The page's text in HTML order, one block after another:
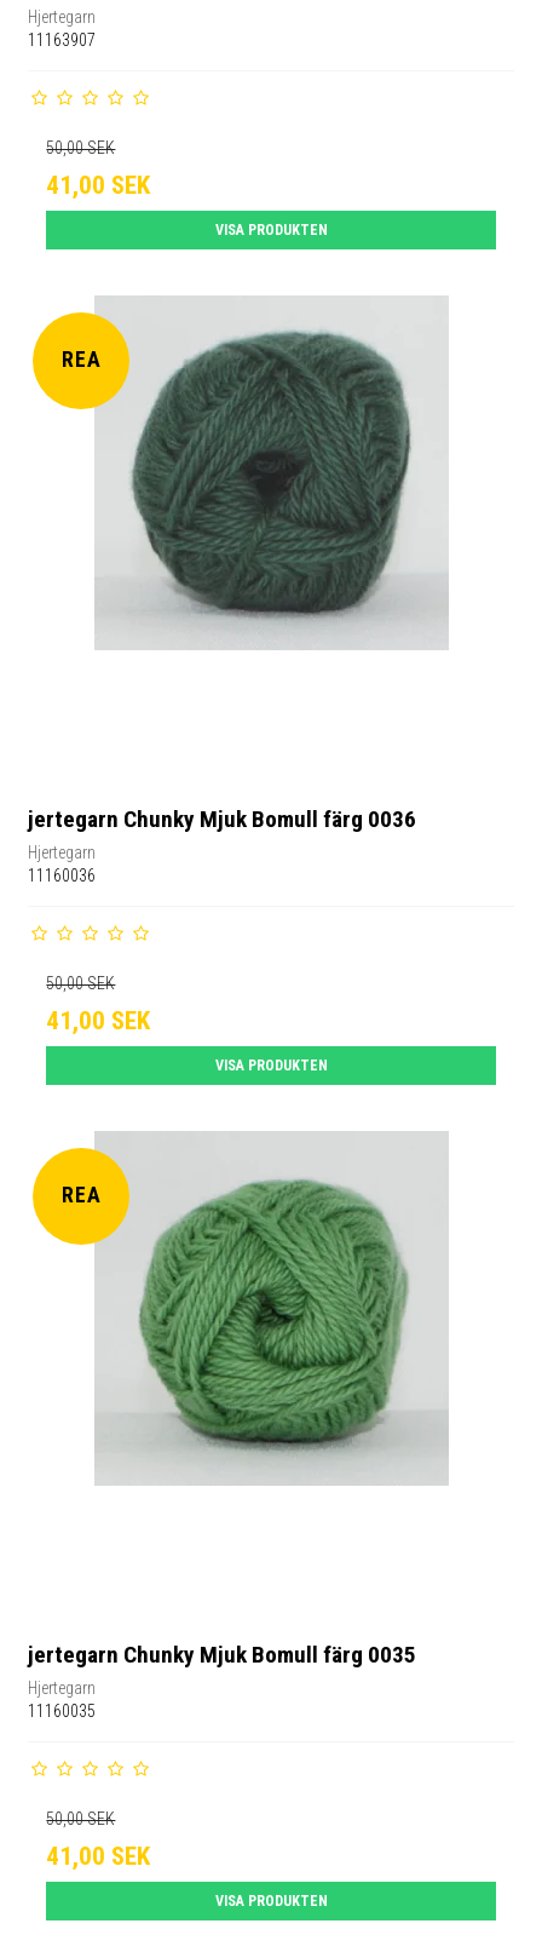
Hjertegarn
11163907
50,00 SEK
41,00 SEK
VISA PRODUKTEN
REA
jertegarn Chunky Mjuk Bomull färg 0036
Hjertegarn
11160036
50,00 SEK
41,00 SEK
VISA PRODUKTEN
REA
jertegarn Chunky Mjuk Bomull färg 0035
Hjertegarn
11160035
50,00 SEK
41,00 SEK
VISA PRODUKTEN